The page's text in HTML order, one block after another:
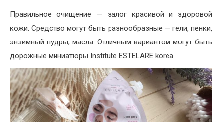
Правильное очищение — залог красивой и здоровой
кожи. Средство могут быть разнообразные — гели, пенки,
энзимный пудры, масла. Отличным вариантом могут быть
дорожные миниатюры Institute ESTELARE korea.